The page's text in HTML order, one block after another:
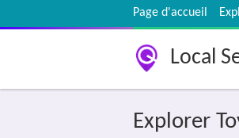
Page d'accueil
Local
Explorer